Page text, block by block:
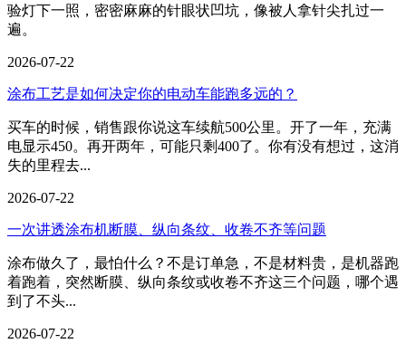
验灯下一照，密密麻麻的针眼状凹坑，像被人拿针尖扎过一
遍。
2026-07-22
涂布工艺是如何决定你的电动车能跑多远的？
买车的时候，销售跟你说这车续航500公里。开了一年，充满
电显示450。再开两年，可能只剩400了。你有没有想过，这消
失的里程去...
2026-07-22
一次讲透涂布机断膜、纵向条纹、收卷不齐等问题
涂布做久了，最怕什么？不是订单急，不是材料贵，是机器跑
着跑着，突然断膜、纵向条纹或收卷不齐这三个问题，哪个遇
到了不头...
2026-07-22